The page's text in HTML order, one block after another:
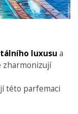
luxusu a
zharmonizují
této parfemaci